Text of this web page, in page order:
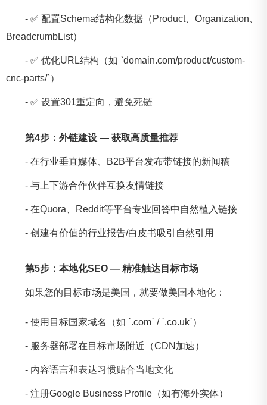
- ✅ 配置Schema结构化数据（Product、Organization、
BreadcrumbList）
- ✅ 优化URL结构（如 `domain.com/product/custom-
cnc-parts/`）
- ✅ 设置301重定向，避免死链
第4步：外链建设 — 获取高质量推荐
- 在行业垂直媒体、B2B平台发布带链接的新闻稿
- 与上下游合作伙伴互换友情链接
- 在Quora、Reddit等平台专业回答中自然植入链接
- 创建有价值的行业报告/白皮书吸引自然引用
第5步：本地化SEO — 精准触达目标市场
如果您的目标市场是美国，就要做美国本地化：
- 使用目标国家域名（如 `.com` / `.co.uk`）
- 服务器部署在目标市场附近（CDN加速）
- 内容语言和表达习惯贴合当地文化
- 注册Google Business Profile（如有海外实体）